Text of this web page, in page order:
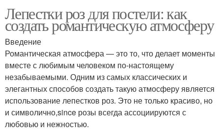
Лепестки роз для постели: как
создать романтическую атмосферу
Введение
Романтическая атмосфера — это то, что делает моменты
вместе с любимым человеком по-настоящему
незабываемыми. Одним из самых классических и
элегантных способов создать такую атмосферу является
использование лепестков роз. Это не только красиво, но
и символично,since розы всегда ассоциируются с
любовью и нежностью.